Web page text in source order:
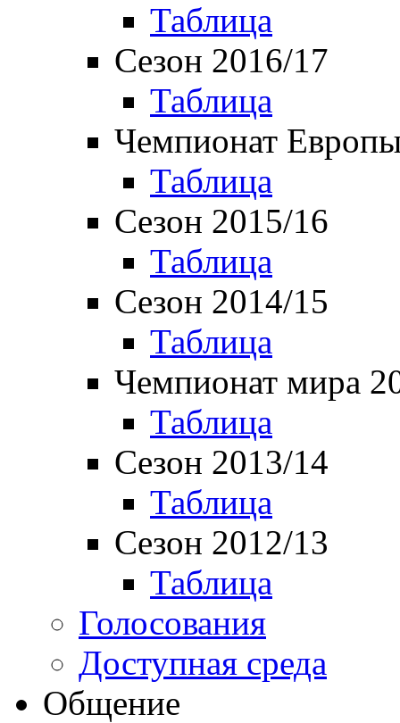
Таблица
Сезон 2016/17
Таблица
Чемпионат
Таблица
Сезон 2015/16
Таблица
Сезон 2014/15
Таблица
Чемпионат мира
Таблица
Сезон 2013/14
Таблица
Сезон 2012/13
Таблица
Голосования
Доступная среда
Общение